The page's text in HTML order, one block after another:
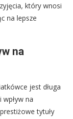
który wnosi
na lepsze
na
jest długa
na
tytuły